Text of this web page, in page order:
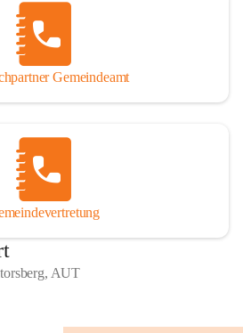
Gemeindeamt
AUT